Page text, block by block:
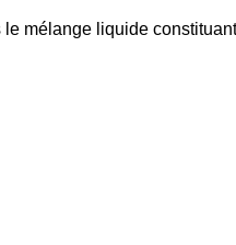
mélange liquide